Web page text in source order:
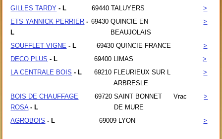
GILLES TARDY - L 69440 TALUYERS
>
ETS YANNICK PERRIER -
L
69430 QUINCIE EN
BEAUJOLAIS
>
SOUFFLET VIGNE - L 69430 QUINCIE FRANCE
>
DECO PLUS - L 69400 LIMAS
>
LA CENTRALE BOIS - L 69210 FLEURIEUX SUR L
ARBRESLE
>
BOIS DE CHAUFFAGE
ROSA - L
69720 SAINT BONNET
DE MURE
Vrac >
AGROBOIS - L 69009 LYON >